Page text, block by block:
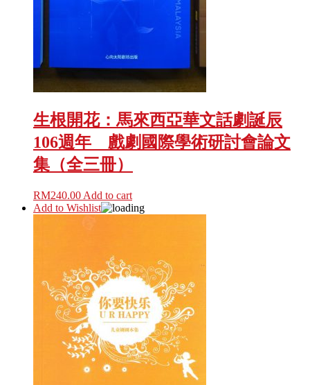
生根開花：馬來西亞華文話劇誕辰
106週年 戲劇國際學術研討會論文
集（全三冊）
RM240.00 Add to cart
Add to Wishlist